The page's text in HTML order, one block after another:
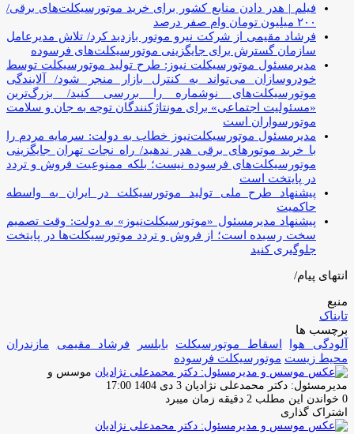
فیلم | هدر دادن منابع کشور برای خرید موتورسیکلت‌های برقی/
۲۰۰ میلیون تومان وام صفر درصد
فرشاد مقیمی از شرکت نیرو موتور بازدید کرد/ تلاش مدیرعامل
سازمان گسترش برای جایگزینی موتورسیکلت‌های فرسوده
مدیرمسئول موتورسیکلت نیوز: طرح تولید موتورسیکلت توسط
خودروسازان می‌تواند به کنترل بازار منجر شود/ آلایندگی
موتورسیکلت‌های نوشماره را بررسی کنید/ بزرگ‌ترین
«مسئولیت اجتماعی» برای مونتاژکنندگان توجه به جان و سلامت
موتورسواران است
مدیرمسئول موتورسیکلت‌نیوز خطاب به دولت: سرمایه مردم را
با خرید موتورهای برقی هدر ندهید/ راه نجات تهران جایگزینی
موتورسیکلت‌های فرسوده نیست؛ بلکه ممنوعیت فروش و تردد
در پایتخت است
پیشنهاد طرح ملی تولید موتورسیکلت در ایران به واسطه
حاکمیت
پیشنهاد مدیرمسئول «موتورسیکلت‌نیوز» به دولت: وقت تصمیم
سخت رسیده است؛ از فروش و تردد موتورسیکلت‌ها در پایتخت
جلوگیری کنید
انتهای پیام/
منبع
تابناک
برچسب ها
آلودگی هوا
اسقاط موتورسیکلت بابلسر فرشاد مقیمی
مازندران
محیط زیست موتورسیکلت فرسوده
موسس و
مدیرمسئول: دکتر محمدعلی نژادیان ارسال
ایمیل
3 دی 1404 17:00
0 خواندن این مطلب 2 دقیقه زمان میبرد
اشتراک گذاری
فیس
توئیتر
لینکدین
واتس
تلگرام
اشتراک
چاپ